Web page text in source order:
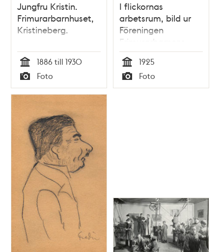
Jungfru Kristin.
Frimurarbarnhuset,
Kristineberg.
Tid
1886 till 1930
Typ
Foto
I flickornas
arbetsrum, bild ur
Föreningen
Frimurarbarnens
Minnesskrift 1925.
Tid
1925
Typ
Foto